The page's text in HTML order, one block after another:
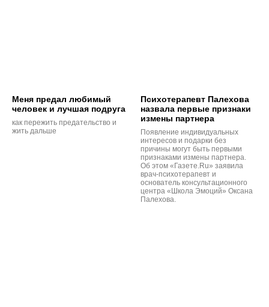
Меня предал любимый
человек и лучшая подруга
как пережить предательство и
жить дальше
Психотерапевт Палехова
назвала первые признаки
измены партнера
Появление индивидуальных
интересов и подарки без
причины могут быть первыми
признаками измены партнера.
Об этом «Газете.Ru» заявила
врач-психотерапевт и
основатель консультационного
центра «Школа Эмоций» Оксана
Палехова.